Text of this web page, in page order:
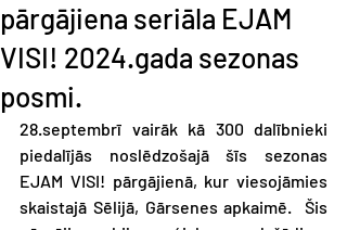
pārgājiena seriāla EJAM
VISI! 2024.gada sezonas
posmi.
28.septembrī vairāk kā 300 dalībnieki
piedalījās noslēdzošajā šīs sezonas
EJAM VISI! pārgājienā, kur viesojāmies
skaistajā Sēlijā, Gārsenes apkaimē.  Šis